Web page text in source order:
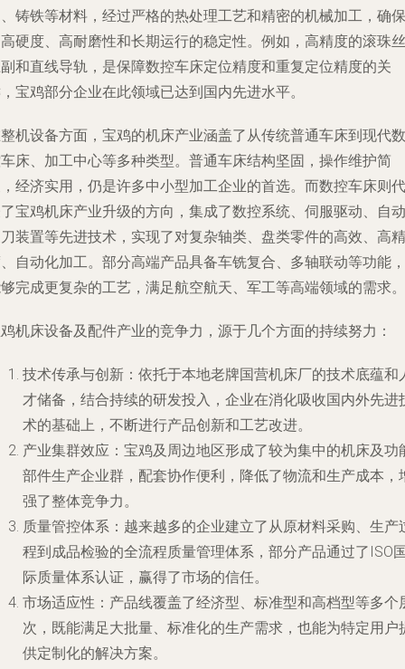
铸铁等材料，经过严格的热处理工艺和精密的机械加工，确保
硬度、高耐磨性和长期运行的稳定性。例如，高精度的滚珠丝
和直线导轨，是保障数控车床定位精度和重复定位精度的关
宝鸡部分企业在此领域已达到国内先进水平。
机设备方面，宝鸡的机床产业涵盖了从传统普通车床到现代数
床、加工中心等多种类型。普通车床结构坚固，操作维护简
经济实用，仍是许多中小型加工企业的首选。而数控车床则代
宝鸡机床产业升级的方向，集成了数控系统、伺服驱动、自动
装置等先进技术，实现了对复杂轴类、盘类零件的高效、高精
自动化加工。部分高端产品具备车铣复合、多轴联动等功能，
完成更复杂的工艺，满足航空航天、军工等高端领域的需求。
机床设备及配件产业的竞争力，源于几个方面的持续努力：
技术传承与创新 ：依托于本地老牌国营机床厂的技术底蕴和
才储备，结合持续的研发投入，企业在消化吸收国内外先进
术的基础上，不断进行产品创新和工艺改进。
产业集群效应 ：宝鸡及周边地区形成了较为集中的机床及功
部件生产企业群，配套协作便利，降低了物流和生产成本，
强了整体竞争力。
质量管控体系 ：越来越多的企业建立了从原材料采购、生产
程到成品检验的全流程质量管理体系，部分产品通过了ISO
际质量体系认证，赢得了市场的信任。
市场适应性 ：产品线覆盖了经济型、标准型和高档型等多个
次，既能满足大批量、标准化的生产需求，也能为特定用户
供定制化的解决方案。